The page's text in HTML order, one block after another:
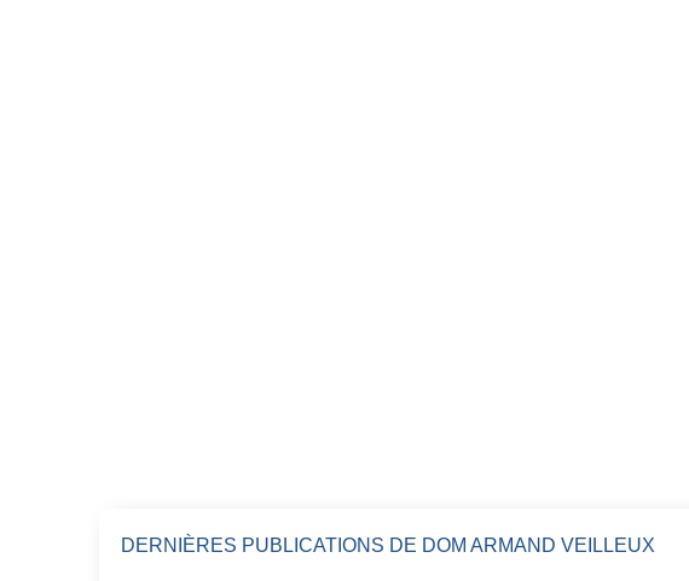
DERNIÈRES PUBLICATIONS DE DOM ARMAND VEILLEUX